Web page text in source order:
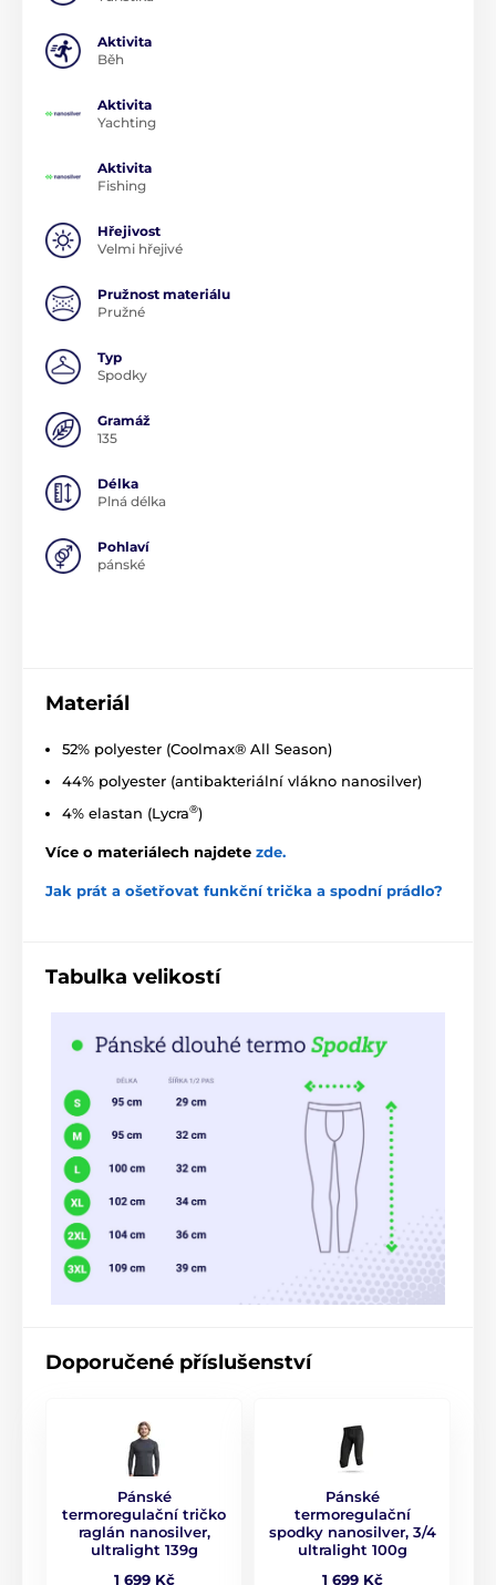
Aktivita
Běh
Aktivita
Yachting
Aktivita
Fishing
Hřejivost
Velmi hřejivé
Pružnost materiálu
Pružné
Typ
Spodky
Gramáž
135
Délka
Plná délka
Pohlaví
pánské
Materiál
52% polyester (Coolmax® All Season)
44% polyester (antibakteriální vlákno nanosilver)
4% elastan (Lycra®)
Více o materiálech najdete zde.
Jak prát a ošetřovat funkční trička a spodní prádlo?
Tabulka velikostí
Doporučené příslušenství
Pánské
termoregulační tričko
raglán nanosilver,
ultralight 139g
1 699 Kč
Pánské
termoregulační
spodky nanosilver, 3/4
ultralight 100g
1 699 Kč